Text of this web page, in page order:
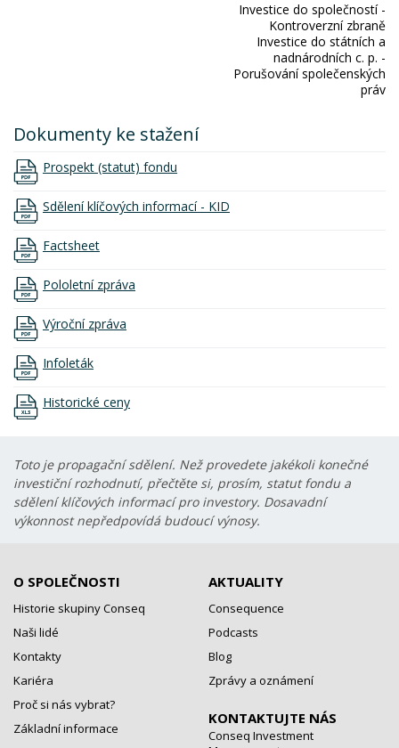
Investice do společností -
Kontroverzní zbraně
Investice do státních a
nadnárodních c. p. -
Porušování společenských
práv
Dokumenty ke stažení
Prospekt (statut) fondu
Sdělení klíčových informací - KID
Factsheet
Pololetní zpráva
Výroční zpráva
Infoleták
Historické ceny
Toto je propagační sdělení. Než provedete jakékoli konečné
investiční rozhodnutí, přečtěte si, prosím, statut fondu a
sdělení klíčových informací pro investory. Dosavadní
výkonnost nepředpovídá budoucí výnosy.
O SPOLEČNOSTI
Historie skupiny Conseq
Naši lidé
Kontakty
Kariéra
Proč si nás vybrat?
Základní informace
AKTUALITY
Consequence
Podcasts
Blog
Zprávy a oznámení
KONTAKTUJTE NÁS
Conseq Investment